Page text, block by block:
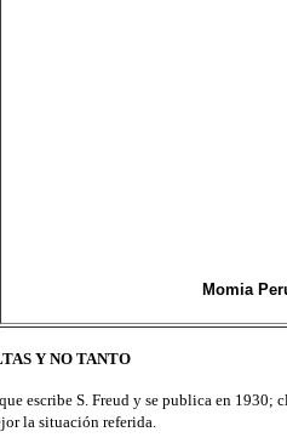
Momia
Y NO TANTO
escribe S. Freud y se publica en
la situación referida.